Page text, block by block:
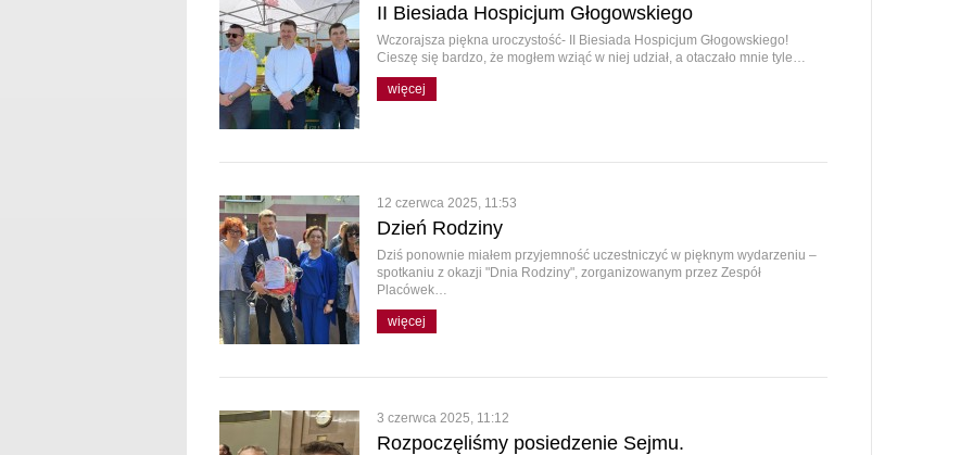
II Biesiada Hospicjum Głogowskiego
Wczorajsza piękna uroczystość- II Biesiada Hospicjum Głogowskiego!
Cieszę się bardzo, że mogłem wziąć w niej udział, a otaczało mnie tyle…
więcej
12 czerwca 2025, 11:53
Dzień Rodziny
Dziś ponownie miałem przyjemność uczestniczyć w pięknym wydarzeniu –
spotkaniu z okazji "Dnia Rodziny", zorganizowanym przez Zespół
Placówek…
więcej
3 czerwca 2025, 11:12
Rozpoczęliśmy posiedzenie Sejmu.